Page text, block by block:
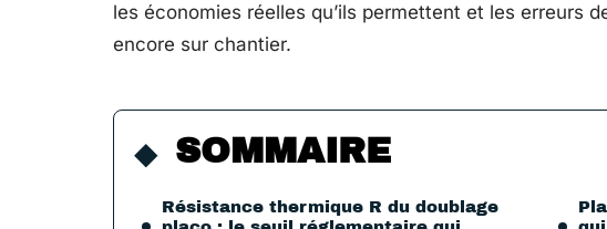
les économies réelles qu’ils permettent et les erreurs
encore sur chantier.
SOMMAIRE
Résistance thermique R du doublage